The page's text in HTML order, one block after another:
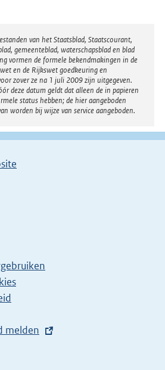
r
n
e
l
i
n
k
van het Staatsblad, Staatscourant,
gemeenteblad, waterschapsblad en blad
vormen de formele bekendmakingen in de
en de Rijkswet goedkeuring en
zover ze na 1 juli 2009 zijn uitgegeven.
deze datum geldt dat alleen de in papieren
status hebben; de hier aangeboden
worden bij wijze van service aangeboden.
melden